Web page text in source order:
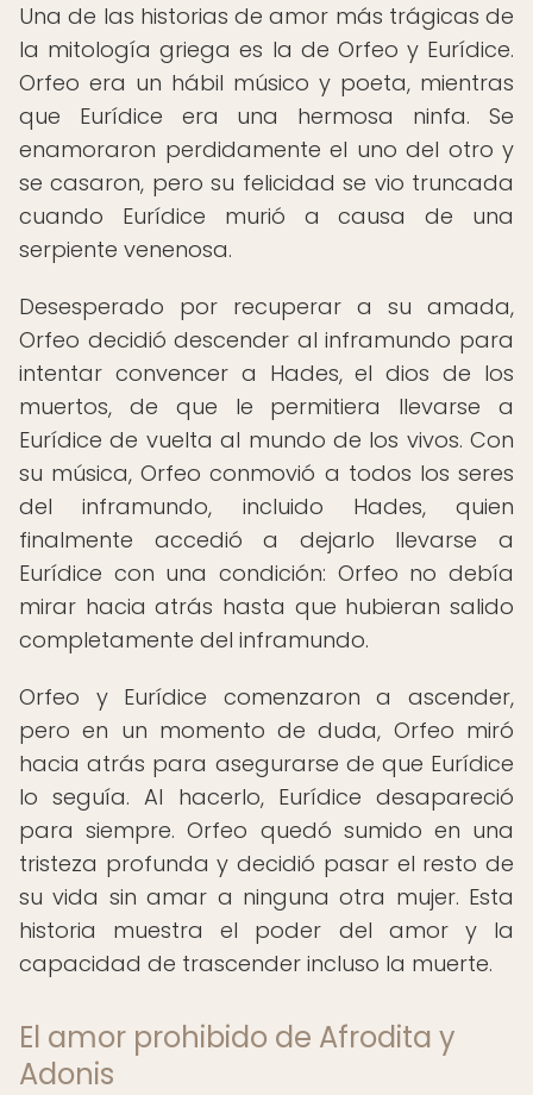
Una de las historias de amor más trágicas de
la mitología griega es la de Orfeo y Eurídice.
Orfeo era un hábil músico y poeta, mientras
que Eurídice era una hermosa ninfa. Se
enamoraron perdidamente el uno del otro y
se casaron, pero su felicidad se vio truncada
cuando Eurídice murió a causa de una
serpiente venenosa.
Desesperado por recuperar a su amada,
Orfeo decidió descender al inframundo para
intentar convencer a Hades, el dios de los
muertos, de que le permitiera llevarse a
Eurídice de vuelta al mundo de los vivos. Con
su música, Orfeo conmovió a todos los seres
del inframundo, incluido Hades, quien
finalmente accedió a dejarlo llevarse a
Eurídice con una condición: Orfeo no debía
mirar hacia atrás hasta que hubieran salido
completamente del inframundo.
Orfeo y Eurídice comenzaron a ascender,
pero en un momento de duda, Orfeo miró
hacia atrás para asegurarse de que Eurídice
lo seguía. Al hacerlo, Eurídice desapareció
para siempre. Orfeo quedó sumido en una
tristeza profunda y decidió pasar el resto de
su vida sin amar a ninguna otra mujer. Esta
historia muestra el poder del amor y la
capacidad de trascender incluso la muerte.
El amor prohibido de Afrodita y
Adonis